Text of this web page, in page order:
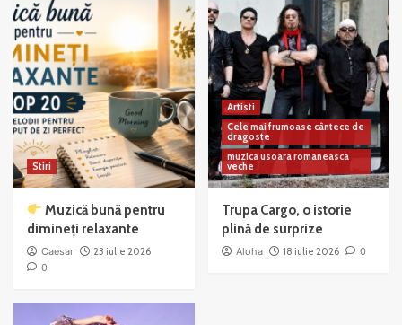
Stiri
Muzică bună pentru
dimineți relaxante
Caesar
23 iulie 2026
0
Artisti
Cele mai frumoase cântece de
dragoste
muzica usoara romaneasca
veche
Trupa Cargo, o istorie
plină de surprize
Aloha 18 iulie 2026 0